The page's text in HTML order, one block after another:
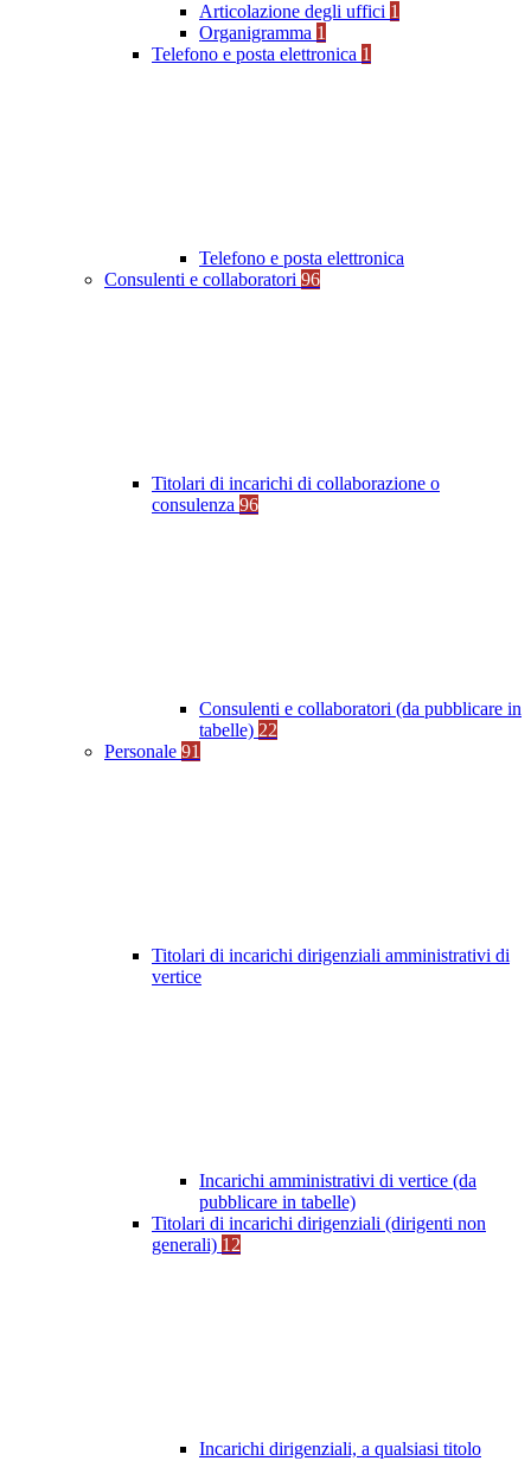
Articolazione degli uffici 1
Organigramma 1
Telefono e posta elettronica 1
Telefono e posta elettronica
Consulenti e collaboratori 96
Titolari di incarichi di collaborazione o
consulenza 96
Consulenti e collaboratori (da pubblicare in
tabelle) 22
Personale 91
Titolari di incarichi dirigenziali amministrativi di
vertice
Incarichi amministrativi di vertice (da
pubblicare in tabelle)
Titolari di incarichi dirigenziali (dirigenti non
generali) 12
Incarichi dirigenziali, a qualsiasi titolo